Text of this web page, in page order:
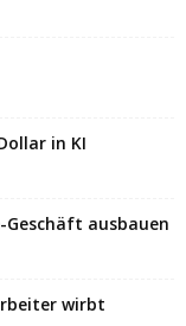
in KI
Geschäft ausbauen
wirbt